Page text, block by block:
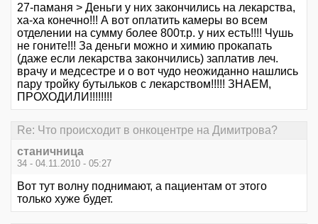
27-паманя > Деньги у них закончились на лекарства,
ха-ха конечно!!! А вот оплатить камеры во всем
отделении на сумму более 800т.р. у них есть!!!! Чушь
не гоните!!! За деньги можно и химию прокапать
(даже если лекарства закончились) заплатив леч.
врачу и медсестре и о вот чудо неожиданно нашлись
пару тройку бутыльков с лекарством!!!!! ЗНАЕМ,
ПРОХОДИЛИ!!!!!!!!
Re: Что происходит в онкоцентре на Димитрова?
станичница
34 - 04.11.2010 - 05:27
Вот тут волну поднимают, а пациентам от этого
только хуже будет.